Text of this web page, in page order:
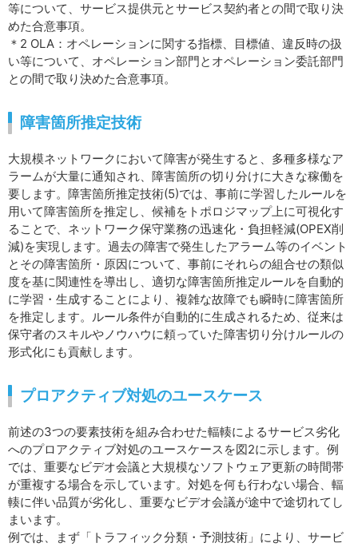
等について、サービス提供元とサービス契約者との間で取り決
めた合意事項。
＊2 OLA：オペレーションに関する指標、目標値、違反時の扱
い等について、オペレーション部門とオペレーション委託部門
との間で取り決めた合意事項。
障害箇所推定技術
大規模ネットワークにおいて障害が発生すると、多種多様なア
ラームが大量に通知され、障害箇所の切り分けに大きな稼働を
要します。障害箇所推定技術(5)では、事前に学習したルールを
用いて障害箇所を推定し、候補をトポロジマップ上に可視化す
ることで、ネットワーク保守業務の迅速化・負担軽減(OPEX削
減)を実現します。過去の障害で発生したアラーム等のイベント
とその障害箇所・原因について、事前にそれらの組合せの類似
度を基に関連性を導出し、適切な障害箇所推定ルールを自動的
に学習・生成することにより、複雑な故障でも瞬時に障害箇所
を推定します。ルール条件が自動的に生成されるため、従来は
保守者のスキルやノウハウに頼っていた障害切り分けルールの
形式化にも貢献します。
プロアクティブ対処のユースケース
前述の3つの要素技術を組み合わせた輻輳によるサービス劣化
へのプロアクティブ対処のユースケースを図2に示します。例
では、重要なビデオ会議と大規模なソフトウェア更新の時間帯
が重複する場合を示しています。対処を何も行わない場合、輻
輳に伴い品質が劣化し、重要なビデオ会議が途中で途切れてし
まいます。
例では、まず「トラフィック分類・予測技術」により、サービ